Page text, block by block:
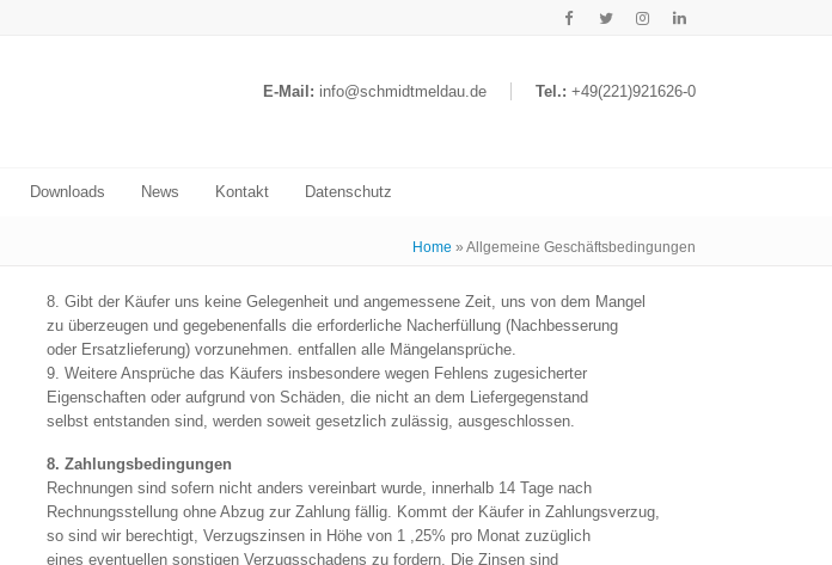
E-Mail: info@schmidtmeldau.de Tel.: +49(221)921626-0
Downloads News Kontakt Datenschutz
Home » Allgemeine Geschäftsbedingungen
8. Gibt der Käufer uns keine Gelegenheit und angemessene Zeit, uns von dem Mangel
zu überzeugen und gegebenenfalls die erforderliche Nacherfüllung (Nachbesserung
oder Ersatzlieferung) vorzunehmen. entfallen alle Mängelansprüche.
9. Weitere Ansprüche das Käufers insbesondere wegen Fehlens zugesicherter
Eigenschaften oder aufgrund von Schäden, die nicht an dem Liefergegenstand
selbst entstanden sind, werden soweit gesetzlich zulässig, ausgeschlossen.
8. Zahlungsbedingungen
Rechnungen sind sofern nicht anders vereinbart wurde, innerhalb 14 Tage nach
Rechnungsstellung ohne Abzug zur Zahlung fällig. Kommt der Käufer in Zahlungsverzug,
so sind wir berechtigt, Verzugszinsen in Höhe von 1 ,25% pro Monat zuzüglich
eines eventuellen sonstigen Verzugsschadens zu fordern. Die Zinsen sind